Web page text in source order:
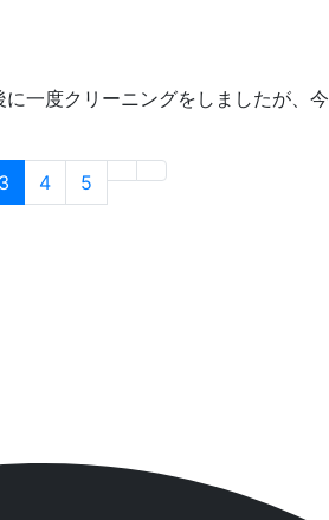
一度クリーニングをしましたが、
3 4 5